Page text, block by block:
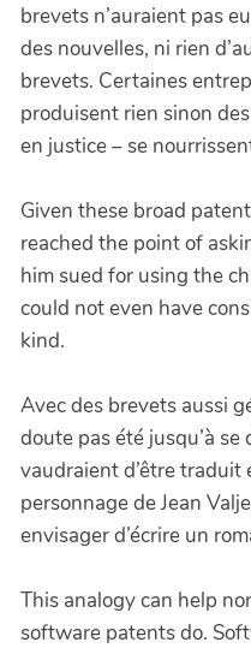
brevets n’auraient pas
des nouvelles, ni rien
brevets. Certaines
produisent rien sinon
en justice – se
Given these broad
reached the point of
him sued for using the
could not even have
kind.
Avec des brevets aussi
doute pas été jusqu’à
vaudraient d’être traduit
personnage de Jean
envisager d’écrire un
This analogy can help
software patents do.